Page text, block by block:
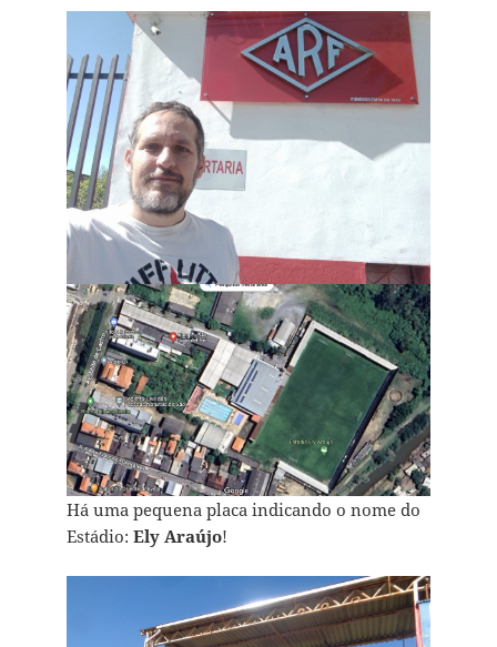
Há uma pequena placa indicando o nome do
Estádio: Ely Araújo!